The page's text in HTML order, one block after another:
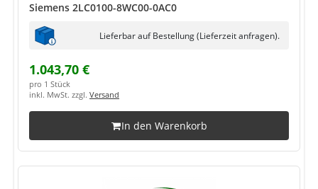
Siemens 2LC0100-8WC00-0AC0
Lieferbar auf Bestellung (Lieferzeit anfragen).
1.043,70 €
pro 1 Stück
inkl. MwSt. zzgl. Versand
In den Warenkorb